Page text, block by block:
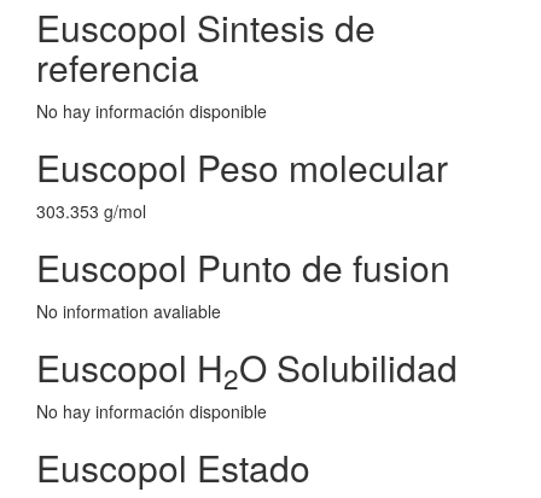
Euscopol Sintesis de
referencia
No hay información disponible
Euscopol Peso molecular
303.353 g/mol
Euscopol Punto de fusion
No information avaliable
Euscopol H2O Solubilidad
No hay información disponible
Euscopol Estado